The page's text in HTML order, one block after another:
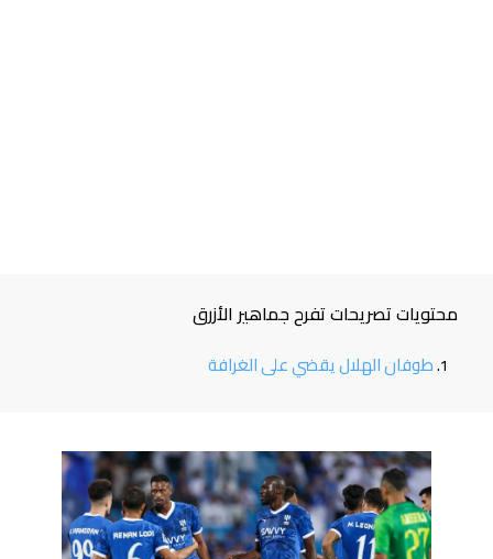
محتويات تصريحات تفرح جماهير الأزرق
طوفان الهلال يقضي على الغرافة